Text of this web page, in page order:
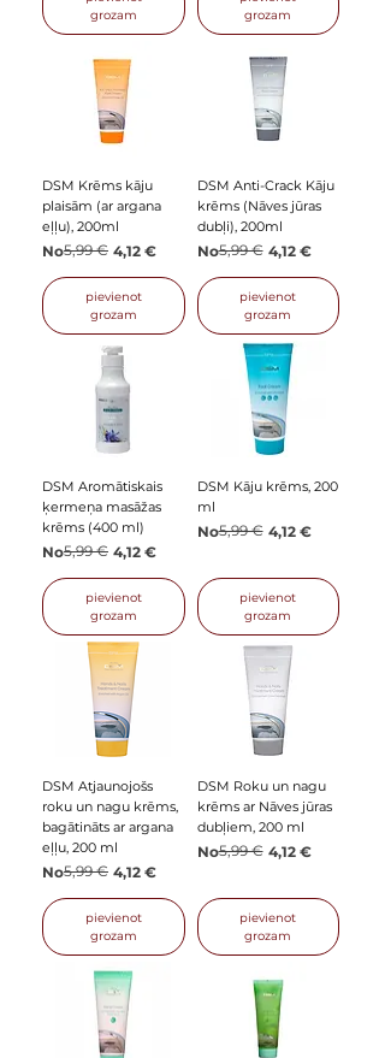
grozam
grozam
DSM Krēms kāju
plaisām (ar argana
eļļu), 200ml
No
Parastā cena
5,99 € 4,12 €
Izpārdošanas cena
pievienot
grozam
DSM Anti-Crack Kāju
krēms (Nāves jūras
dubļi), 200ml
No
Parastā cena
5,99 € 4,12 €
Izpārdošanas cena
pievienot
grozam
DSM Aromātiskais
ķermeņa masāžas
krēms (400 ml)
No
Parastā cena
5,99 € 4,12 €
Izpārdošanas cena
pievienot
grozam
DSM Kāju krēms, 200
ml
No
Parastā cena
5,99 € 4,12 €
Izpārdošanas cena
pievienot
grozam
DSM Atjaunojošs
roku un nagu krēms,
bagātināts ar argana
eļļu, 200 ml
No
Parastā cena
5,99 € 4,12 €
Izpārdošanas cena
pievienot
grozam
DSM Roku un nagu
krēms ar Nāves jūras
dubļiem, 200 ml
No
Parastā cena
5,99 € 4,12 €
Izpārdošanas cena
pievienot
grozam